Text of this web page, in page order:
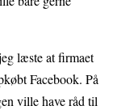
læste at firmaet
Facebook. På
ville have råd til